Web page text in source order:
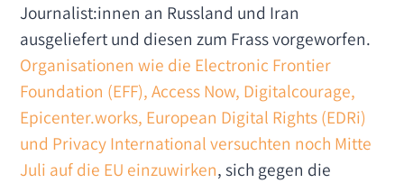
Journalist:innen an Russland und Iran
ausgeliefert und diesen zum Frass vorgeworfen.
Organisationen wie die Electronic Frontier
Foundation (EFF), Access Now, Digitalcourage,
Epicenter.works, European Digital Rights (EDRi)
und Privacy International versuchten noch Mitte
Juli auf die EU einzuwirken, sich gegen die